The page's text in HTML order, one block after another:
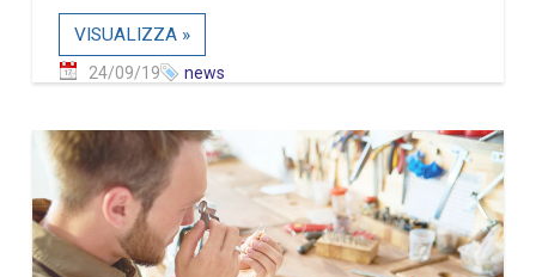
VISUALIZZA »
24/09/19 news